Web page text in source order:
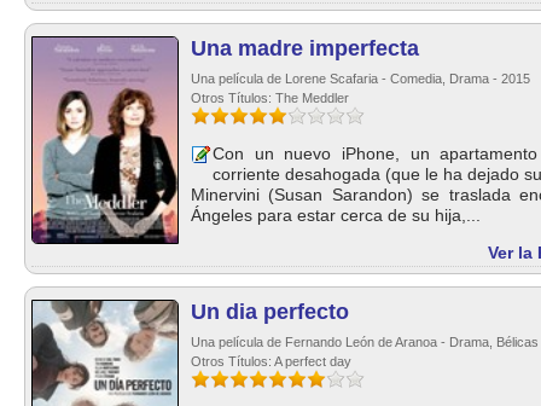
Una madre imperfecta
Una película de Lorene Scafaria - Comedia, Drama - 2015
Otros Títulos: The Meddler
Con un nuevo iPhone, un
corriente desahogada (que le ha dejado
Minervini (Susan Sarandon) se traslada
Ángeles para estar cerca de su hija,...
Ver la
Un dia perfecto
Una película de Fernando León de Aranoa - Drama,
Otros Títulos: A perfect day